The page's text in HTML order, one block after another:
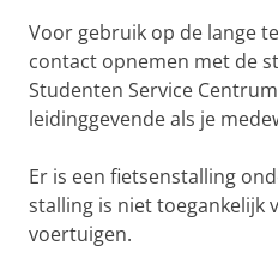
Voor gebruik op de lange
contact opnemen met de
Studenten Service
leidinggevende als je
Er is een fietsenstalling
stalling is niet toegankelijk
voertuigen.